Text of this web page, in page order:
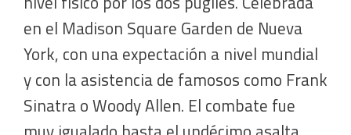
en el Madison Square Garden de Nueva
York, con una expectación a nivel mundial
y con la asistencia de famosos como Frank
Sinatra o Woody Allen. El combate fue